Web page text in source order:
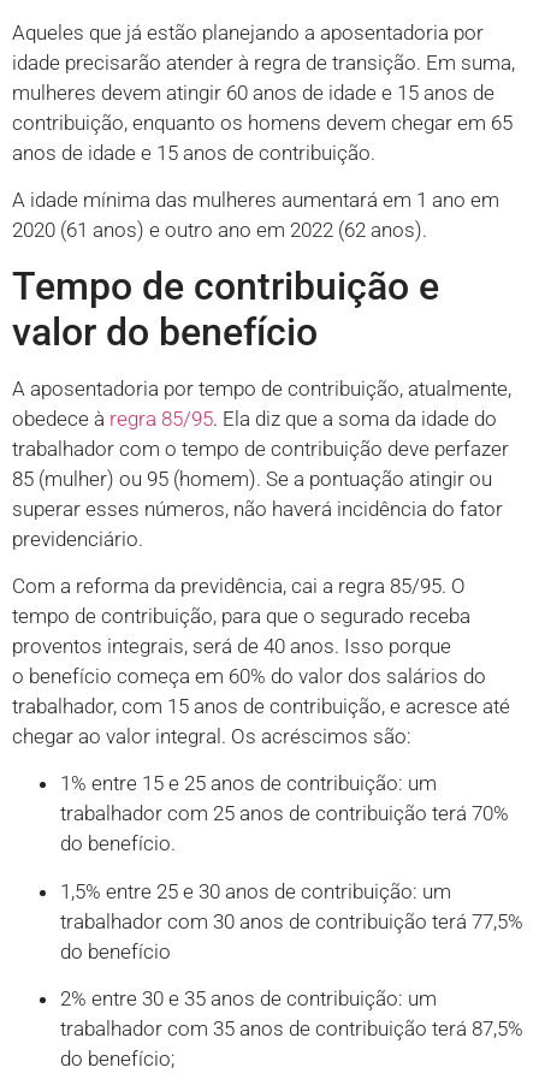
Aqueles que já estão planejando a aposentadoria por
idade precisarão atender à regra de transição. Em suma,
mulheres devem atingir 60 anos de idade e 15 anos de
contribuição, enquanto os homens devem chegar em 65
anos de idade e 15 anos de contribuição.
A idade mínima das mulheres aumentará em 1 ano em
2020 (61 anos) e outro ano em 2022 (62 anos).
Tempo de contribuição e
valor do benefício
A aposentadoria por tempo de contribuição, atualmente,
obedece à regra 85/95. Ela diz que a soma da idade do
trabalhador com o tempo de contribuição deve perfazer
85 (mulher) ou 95 (homem). Se a pontuação atingir ou
superar esses números, não haverá incidência do fator
previdenciário.
Com a reforma da previdência, cai a regra 85/95. O
tempo de contribuição, para que o segurado receba
proventos integrais, será de 40 anos. Isso porque
o benefício começa em 60% do valor dos salários do
trabalhador, com 15 anos de contribuição, e acresce até
chegar ao valor integral. Os acréscimos são:
1% entre 15 e 25 anos de contribuição: um
trabalhador com 25 anos de contribuição terá 70%
do benefício.
1,5% entre 25 e 30 anos de contribuição: um
trabalhador com 30 anos de contribuição terá 77,5%
do benefício
2% entre 30 e 35 anos de contribuição: um
trabalhador com 35 anos de contribuição terá 87,5%
do benefício;